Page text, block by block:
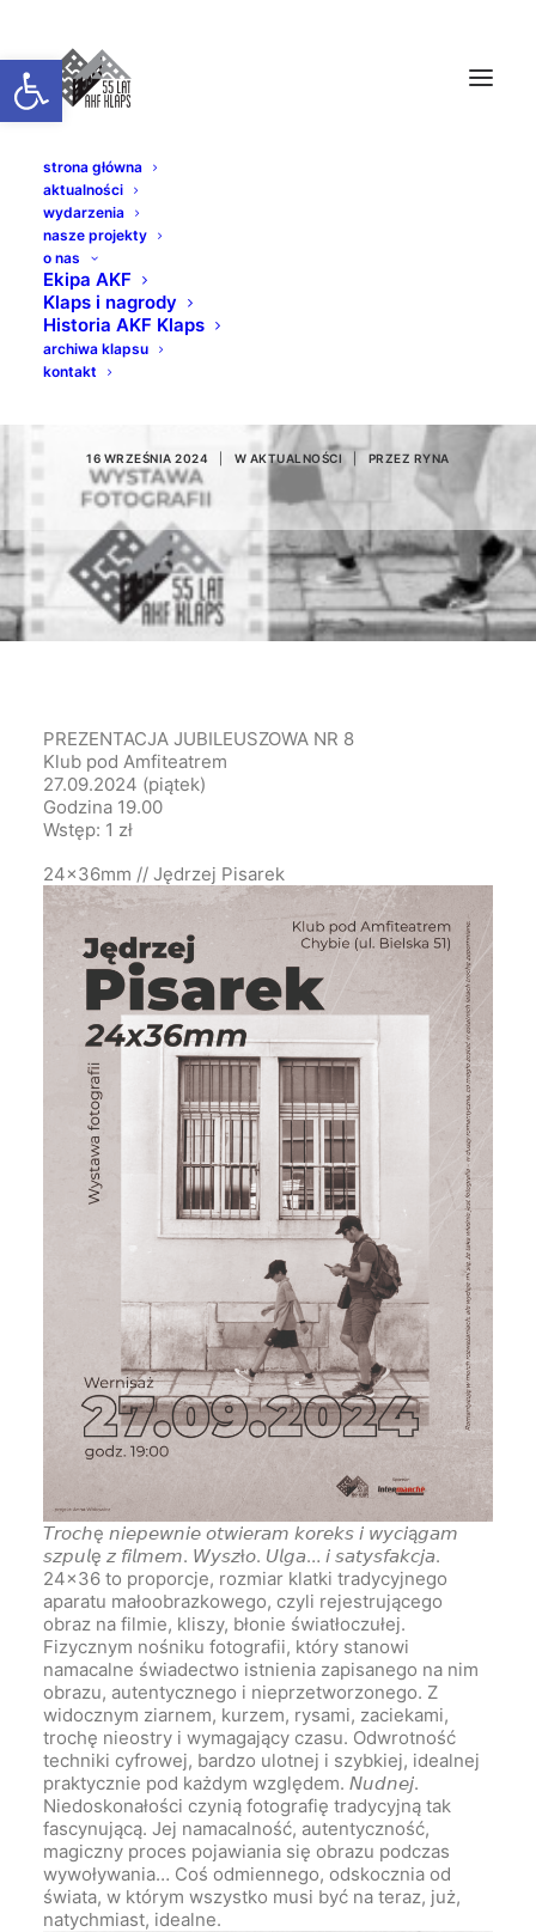
Otwórz pasek narzędzi
strona główna
aktualności
wydarzenia
nasze projekty
o nas
Ekipa AKF
Klaps i nagrody
Historia AKF Klaps
archiwa klapsu
kontakt
24x36mm // Jędrzej
16 WRZEŚNIA 2024 W AKTUALNOŚCI PRZEZ RYNA
PREZENTACJA JUBILEUSZOWA NR 8
Klub pod Amfiteatrem
27.09.2024 (piątek)
Godzina 19.00
Wstęp: 1 zł
24x36mm // Jędrzej Pisarek
𝘛𝘳𝘰𝘤𝘩ę 𝘯𝘪𝘦𝘱𝘦𝘸𝘯𝘪𝘦 𝘰𝘵𝘸𝘪𝘦𝘳𝘢𝘮 𝘬𝘰𝘳𝘦𝘬𝘴 𝘪 𝘸𝘺𝘤𝘪ą𝘨𝘢𝘮
𝘴𝘻𝘱𝘶𝘭ę 𝘻 𝘧𝘪𝘭𝘮𝘦𝘮. 𝘞𝘺𝘴𝘻ł𝘰. 𝘜𝘭𝘨𝘢… 𝘪 𝘴𝘢𝘵𝘺𝘴𝘧𝘢𝘬𝘤𝘫𝘢.
24×36 to proporcje, rozmiar klatki tradycyjnego
aparatu małoobrazkowego, czyli rejestrującego
obraz na filmie, kliszy, błonie światłoczułej.
Fizycznym nośniku fotografii, który stanowi
namacalne świadectwo istnienia zapisanego na nim
obrazu, autentycznego i nieprzetworzonego. Z
widocznym ziarnem, kurzem, rysami, zaciekami,
trochę nieostry i wymagający czasu. Odwrotność
techniki cyfrowej, bardzo ulotnej i szybkiej, idealnej
praktycznie pod każdym względem. 𝘕𝘶𝘥𝘯𝘦𝘫.
Niedoskonałości czynią fotografię tradycyjną tak
fascynującą. Jej namacalność, autentyczność,
magiczny proces pojawiania się obrazu podczas
wywoływania… Coś odmiennego, odskocznia od
świata, w którym wszystko musi być na teraz, już,
natychmiast, idealne.